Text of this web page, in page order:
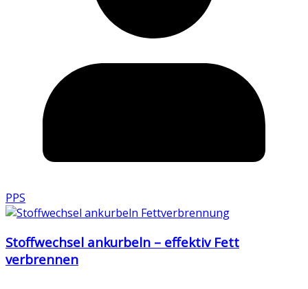
PPS
Stoffwechsel ankurbeln – effektiv Fett
verbrennen